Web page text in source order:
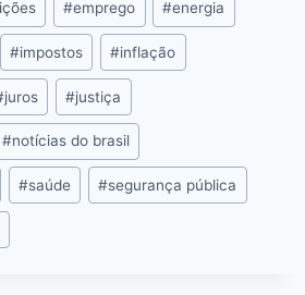
#emprego #energia
#impostos #inflação
juros #justiça
#notícias do brasil
#saúde #segurança pública